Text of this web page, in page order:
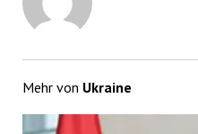
Mehr von Ukraine